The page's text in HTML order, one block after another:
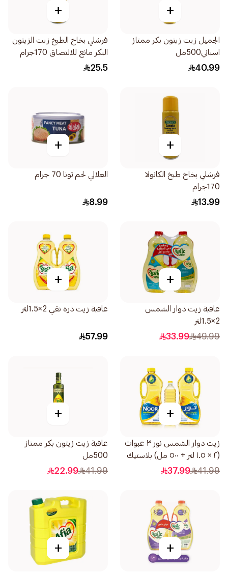
+
الجميل زيت زيتون بكر ممتاز
اسباني500مل
40.99
+
فرشلي بخاخ الطبخ زيت الزيتون
البكر مانع للالتصاق 170جرام
25.5
+
فرشلي بخاخ طبخ الكانولا
170جرام
13.99
+
العلالي لحم تونا 70 جرام
8.99
+
عافية زيت دوار الشمس
2×1.5لتر
49.99
33.99
+
عافية زيت ذرة نقي 2×1.5لتر
57.99
+
زيت دوار الشمس نور ٣ عبوات
(٢ × ١.٥ لتر + ٥٠٠ مل) بلاستيك
41.99
37.99
+
عافية زيت زيتون بكر ممتاز
500مل
41.99
22.99
+
+